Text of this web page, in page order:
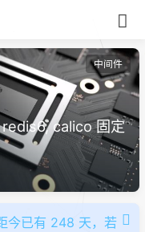
中间件
calico 固定
今已有 248 天，若